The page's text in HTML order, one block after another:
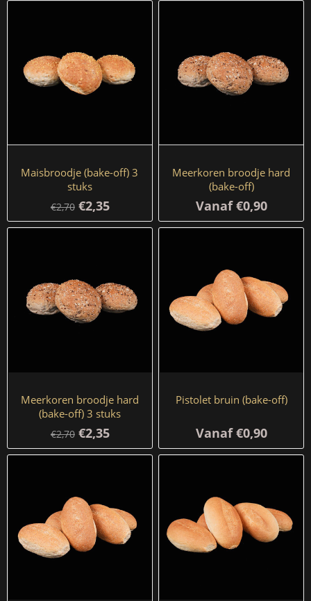
Maisbroodje (bake-off) 3
stuks
€2,70 €2,35
Meerkoren broodje hard
(bake-off)
Vanaf €0,90
Meerkoren broodje hard
(bake-off) 3 stuks
€2,70 €2,35
Pistolet bruin (bake-off)
Vanaf €0,90